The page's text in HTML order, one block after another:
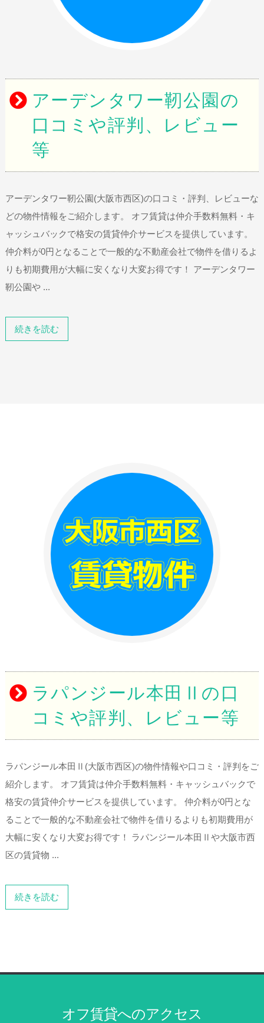
アーデンタワー靭公園の
口コミや評判、レビュー
等
アーデンタワー靭公園(大阪市西区)の口コミ・評判、レビューな
どの物件情報をご紹介します。 オフ賃貸は仲介手数料無料・キ
ャッシュバックで格安の賃貸仲介サービスを提供しています。
仲介料が0円となることで一般的な不動産会社で物件を借りるよ
りも初期費用が大幅に安くなり大変お得です！ アーデンタワー
靭公園や ...
続きを読む
ラパンジール本田Ⅱの口
コミや評判、レビュー等
ラパンジール本田Ⅱ(大阪市西区)の物件情報や口コミ・評判をご
紹介します。 オフ賃貸は仲介手数料無料・キャッシュバックで
格安の賃貸仲介サービスを提供しています。 仲介料が0円とな
ることで一般的な不動産会社で物件を借りるよりも初期費用が
大幅に安くなり大変お得です！ ラパンジール本田Ⅱや大阪市西
区の賃貸物 ...
続きを読む
オフ賃貸へのアクセス